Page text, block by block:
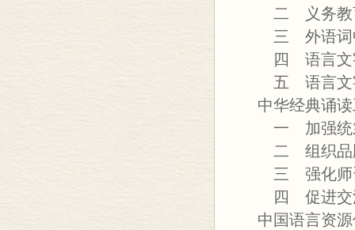
二 义务教
三 外语词
四 语言文
五 语言文
中华经典诵
一 加强统
二 组织品
三 强化师
四 促进交
中国语言资